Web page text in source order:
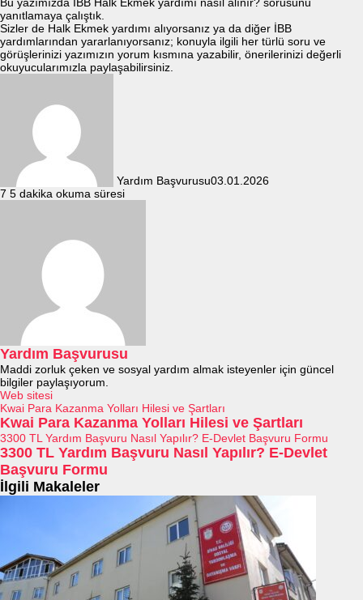
yanıtlamaya çalıştık.
Sizler de Halk Ekmek yardımı alıyorsanız ya da diğer İBB
yardımlarından yararlanıyorsanız; konuyla ilgili her türlü soru ve
görüşlerinizi yazımızın yorum kısmına yazabilir, önerilerinizi değerli
okuyucularımızla paylaşabilirsiniz.
Yardım Başvurusu03.01.2026
7 5 dakika okuma süresi
Yardım Başvurusu
Maddi zorluk çeken ve sosyal yardım almak isteyenler için güncel
bilgiler paylaşıyorum.
Web sitesi
Kwai Para Kazanma Yolları Hilesi ve Şartları
Kwai Para Kazanma Yolları Hilesi ve Şartları
3300 TL Yardım Başvuru Nasıl Yapılır? E-Devlet Başvuru Formu
3300 TL Yardım Başvuru Nasıl Yapılır? E-Devlet
Başvuru Formu
İlgili Makaleler